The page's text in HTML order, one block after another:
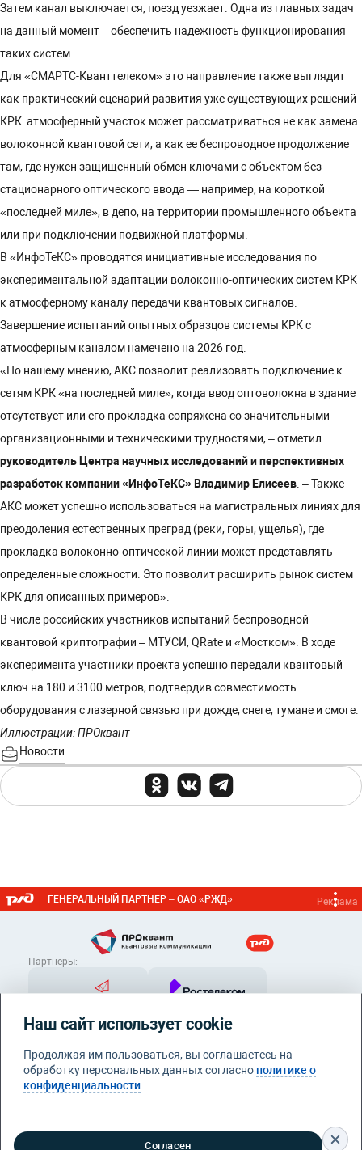
Затем канал выключается, поезд уезжает. Одна из главных задач
на данный момент – обеспечить надежность функционирования
таких систем.
Для «СМАРТС-Кванттелеком» это направление также выглядит
как практический сценарий развития уже существующих решений
КРК: атмосферный участок может рассматриваться не как замена
волоконной квантовой сети, а как ее беспроводное продолжение
там, где нужен защищенный обмен ключами с объектом без
стационарного оптического ввода — например, на короткой
«последней миле», в депо, на территории промышленного объекта
или при подключении подвижной платформы.
В «ИнфоТеКС» проводятся инициативные исследования по
экспериментальной адаптации волоконно-оптических систем КРК
к атмосферному каналу передачи квантовых сигналов.
Завершение испытаний опытных образцов системы КРК с
атмосферным каналом намечено на 2026 год.
«По нашему мнению, АКС позволит реализовать подключение к
сетям КРК «на последней миле», когда ввод оптоволокна в здание
отсутствует или его прокладка сопряжена со значительными
организационными и техническими трудностями, – отметил
руководитель Центра научных исследований и перспективных
разработок компании «ИнфоТеКС» Владимир Елисеев . – Также
АКС может успешно использоваться на магистральных линиях для
преодоления естественных преград (реки, горы, ущелья), где
прокладка волоконно-оптической линии может представлять
определенные сложности. Это позволит расширить рынок систем
КРК для описанных примеров».
В числе российских участников испытаний беспроводной
квантовой криптографии – МТУСИ, QRate и «Мостком». В ходе
эксперимента участники проекта успешно передали квантовый
ключ на 180 и 3100 метров, подтвердив совместимость
оборудования с лазерной связью при дожде, снеге, тумане и смоге.
Иллюстрации: ПРОквант
Новости
ГЕНЕРАЛЬНЫЙ ПАРТНЕР – ОАО «РЖД» Реклама
Партнеры:
Контакты
Политика конфиденциальности
Наш сайт использует cookie
Продолжая им пользоваться, вы соглашаетесь на
обработку персональных данных согласно политике о
конфиденциальности
Согласен